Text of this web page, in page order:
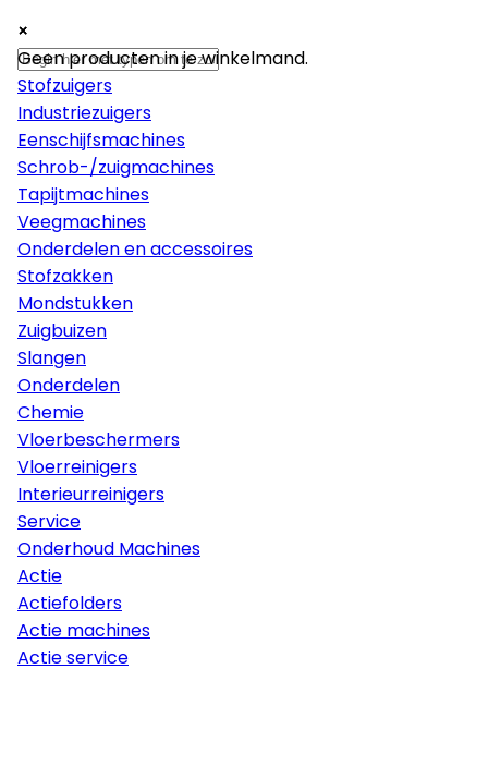
×
Machines
Stofzuigers
Industriezuigers
Eenschijfsmachines
Schrob-/zuigmachines
Tapijtmachines
Veegmachines
Onderdelen en accessoires
Stofzakken
Mondstukken
Zuigbuizen
Slangen
Onderdelen
Chemie
Vloerbeschermers
Vloerreinigers
Interieurreinigers
Service
Onderhoud Machines
Actie
Actiefolders
Actie machines
Actie service
×
×
Geen producten in je winkelmand.